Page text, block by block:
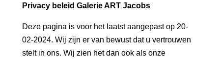
Privacy beleid Galerie ART Jacobs
Deze pagina is voor het laatst aangepast op 20-
02-2024. Wij zijn er van bewust dat u vertrouwen
stelt in ons. Wij zien het dan ook als onze